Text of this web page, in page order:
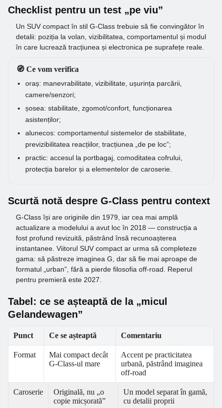
Checklist pentru un test „pe viu”
Un SUV compact în stil G-Class trebuie să fie convingător în
detalii: poziția la volan, vizibilitatea, comportamentul și modul
în care lucrează tracțiunea și electronica pe suprafețe reale.
🧭 Ce vom verifica
oraș: manevrabilitate, vizibilitate, ușurința parcării,
camere/senzori;
șosea: stabilitate, zgomot/confort, funcționarea
asistenților;
alunecos: comportamentul sistemelor de stabilitate,
previzibilitatea reacțiilor, tracțiunea „de pe loc”;
practic: accesul la portbagaj, comoditatea cofrului,
protecția barelor și a elementelor de caroserie.
Scurtă notă despre G-Class pentru context
G-Class își are originile din 1979, iar cea mai amplă
actualizare a modelului a avut loc în 2018 — construcția a
fost profund revizuită, păstrând însă recunoașterea
instantanee. Viitorul SUV compact ar urma să completeze
gama: să păstreze imaginea G, dar să fie mai aproape de
formatul „urban”, fără a pierde filosofia off-road. Reperul
pentru premieră este 2027.
Tabel: ce se așteaptă de la „micul
Gelandewagen”
Punct Ce se așteaptă Comentariu
Format
Mai compact decât
G-Class-ul mare
Accent pe practicitatea
urbană, păstrând imaginea
off-road
Caroserie
Originală, nu „o
copie micșorată”
Un model separat în gamă,
cu detalii proprii